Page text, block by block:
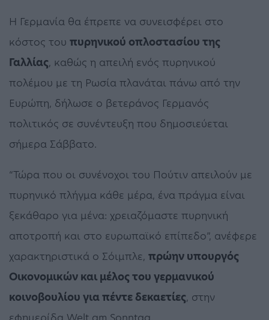
Η Γερμανία θα έπρεπε να συνεισφέρει στο
κόστος του πυρηνικού οπλοστασίου της
Γαλλίας, καθώς η απειλή ενός πυρηνικού
πολέμου με τη Ρωσία πλανάται πάνω από την
Ευρώπη, δήλωσε ο βετεράνος Γερμανός
πολιτικός σε συνέντευξη που δημοσιεύεται
σήμερα Σάββατο.
“Τώρα που οι συνένοχοι του Πούτιν απειλούν με
πυρηνικό πλήγμα κάθε μέρα, ένα πράγμα είναι
ξεκάθαρο για μένα: χρειαζόμαστε πυρηνική
αποτροπή και στο ευρωπαϊκό επίπεδο”, ανέφερε
χαρακτηριστικά ο Σόιμπλε, πρώην υπουργός
Οικονομικών και μέλος του γερμανικού
κοινοβουλίου για πέντε δεκαετίες, στην